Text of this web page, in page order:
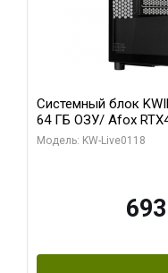
Системный блок
64 ГБ ОЗУ/ Afox
HDMI ATX Turbo/ 960
Модель: KW-Live0118